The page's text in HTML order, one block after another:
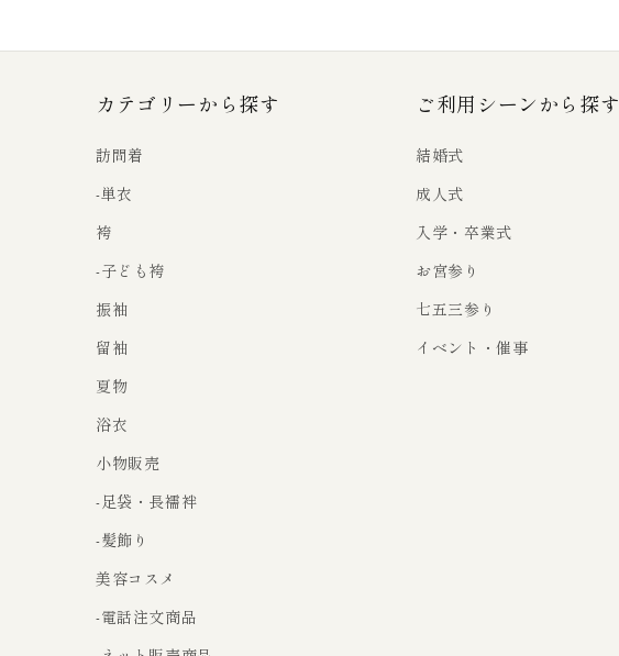
カテゴリーから探す
訪問着
-単衣
袴
-子ども袴
振袖
留袖
夏物
浴衣
小物販売
-足袋・長襦袢
-髪飾り
美容コスメ
-電話注文商品
ご利用シーンから探す
結婚式
成人式
入学・卒業式
お宮参り
七五三参り
イベント・催事